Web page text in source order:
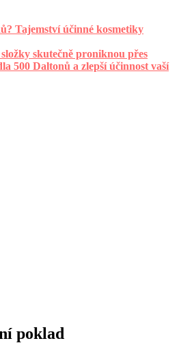
Tajemství účinné kosmetiky
skutečně proniknou přes
500 Daltonů a zlepší účinnost vaší
poklad